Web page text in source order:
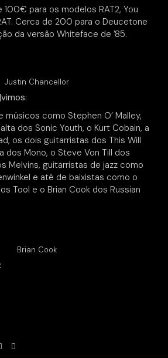
para os modelos RAT2, You
Cerca de 200 para o Deucetone
da versão Whiteface de ’85.
Justin Chancellor
músicos como Stephen O’ Malley,
dos Sonic Youth, o Kurt Cobain, a
os dois guitarristas dos This Will
dos Mono, o Steve Von Till dos
Melvins, guitarristas de jazz como
e até de baixistas como o
Tool e o Brian Cook dos Russian
Brian Cook